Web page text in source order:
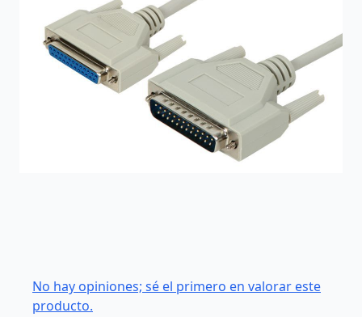
No hay opiniones; sé el primero en valorar este
producto.